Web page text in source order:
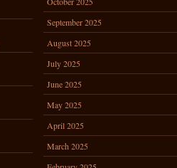
September 2025
August 2025
July 2025
June 2025
May 2025
April 2025
March 2025